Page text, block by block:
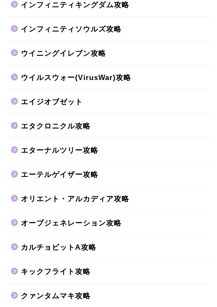
インフィニティキングダム攻略
インフィニティソウルズ攻略
ウイニングイレブン攻略
ウイルスウォー(VirusWar)攻略
エイジオブゼット
エタクロニクル攻略
エターナルツリー攻略
エーテルゲイザー攻略
オリエント・アルカディア攻略
オーブジェネレーション攻略
カルチョビットA攻略
キックフライト攻略
クァンタムマキ攻略